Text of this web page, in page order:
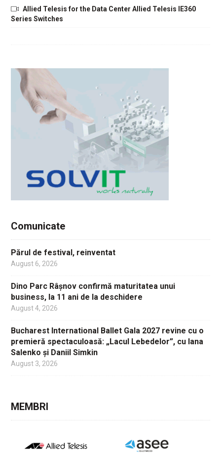
Allied Telesis for the Data Center Allied Telesis IE360
Series Switches
Comunicate
Părul de festival, reinventat
August 6, 2026
Dino Parc Râșnov confirmă maturitatea unui
business, la 11 ani de la deschidere
August 4, 2026
Bucharest International Ballet Gala 2027 revine cu o
premieră spectaculoasă: „Lacul Lebedelor”, cu Iana
Salenko și Daniil Simkin
August 3, 2026
MEMBRI